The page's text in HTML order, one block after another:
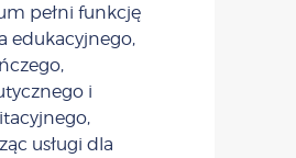
pełni funkcję
edukacyjnego,
i
usługi dla